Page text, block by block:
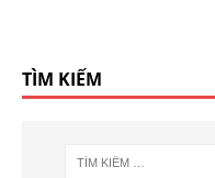
TÌM KIẾM